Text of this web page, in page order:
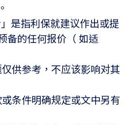
指利保就建议作出或提
备的任何报价（ 如适
供参考，不应该影响对其
条件明确规定或文中另有